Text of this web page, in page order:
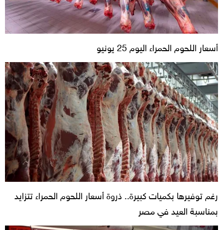
أسعار اللحوم الحمراء اليوم 25 يونيو
رغم توفيرها بكميات كبيرة.. ذروة أسعار اللحوم الحمراء تتزايد
بمناسبة العيد في مصر